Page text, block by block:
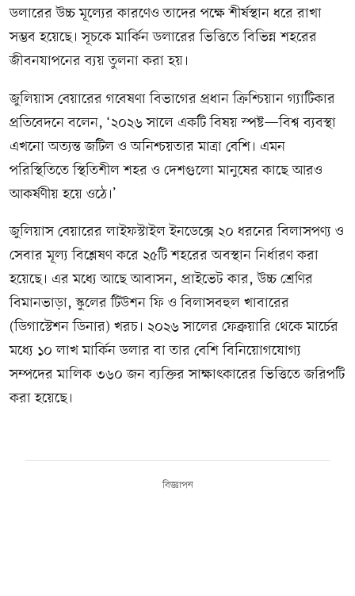
ডলারের উচ্চ মূল্যের কারণেও তাদের পক্ষে শীর্ষস্থান ধরে রাখা
সম্ভব হয়েছে। সূচকে মার্কিন ডলারের ভিত্তিতে বিভিন্ন শহরের
জীবনযাপনের ব্যয় তুলনা করা হয়।
জুলিয়াস বেয়ারের গবেষণা বিভাগের প্রধান ক্রিশ্চিয়ান গ্যাটিকার
প্রতিবেদনে বলেন, ‘২০২৬ সালে একটি বিষয় স্পষ্ট—বিশ্ব ব্যবস্থা
এখনো অত্যন্ত জটিল ও অনিশ্চয়তার মাত্রা বেশি। এমন
পরিস্থিতিতে স্থিতিশীল শহর ও দেশগুলো মানুষের কাছে আরও
আকর্ষণীয় হয়ে ওঠে।’
জুলিয়াস বেয়ারের লাইফস্টাইল ইনডেক্সে ২০ ধরনের বিলাসপণ্য ও
সেবার মূল্য বিশ্লেষণ করে ২৫টি শহরের অবস্থান নির্ধারণ করা
হয়েছে। এর মধ্যে আছে আবাসন, প্রাইভেট কার, উচ্চ শ্রেণির
বিমানভাড়া, স্কুলের টিউশন ফি ও বিলাসবহুল খাবারের
(ডিগাস্টেশন ডিনার) খরচ। ২০২৬ সালের ফেব্রুয়ারি থেকে মার্চের
মধ্যে ১০ লাখ মার্কিন ডলার বা তার বেশি বিনিয়োগযোগ্য
সম্পদের মালিক ৩৬০ জন ব্যক্তির সাক্ষাৎকারের ভিত্তিতে জরিপটি
করা হয়েছে।
বিজ্ঞাপন